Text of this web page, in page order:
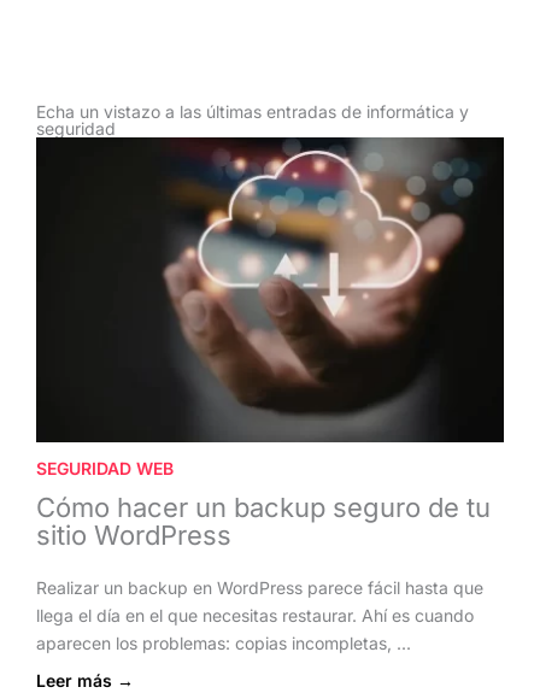
Echa un vistazo a las últimas entradas de informática y
seguridad
SEGURIDAD WEB
Cómo hacer un backup seguro de tu
sitio WordPress
Realizar un backup en WordPress parece fácil hasta que
llega el día en el que necesitas restaurar. Ahí es cuando
aparecen los problemas: copias incompletas, ...
Leer más →